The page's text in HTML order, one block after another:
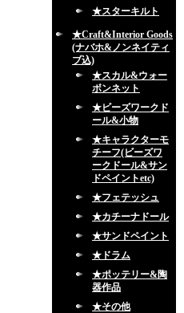
★スターキルト
★Craft&Interior Goods
(ナバホ&ノンネイティ
ブ込)
★スカル&ウォー
ボンネット
★ビーズワークド
ール&小物
★キャラクターモ
チーフ(ビーズワ
ークドール&サン
ドペイントetc)
★フェテッシュ
★カチーナドール
★サンドペイント
★ドラム
★ポッテリー&陶
器作品
★その他